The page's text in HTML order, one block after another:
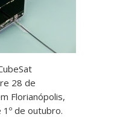
28 de
Florianópolis,
de outubro.